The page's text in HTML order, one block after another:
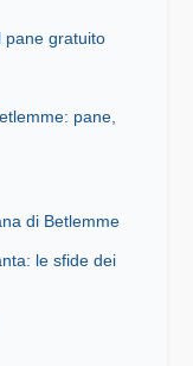
pane gratuito
pane,
di Betlemme
le sfide dei